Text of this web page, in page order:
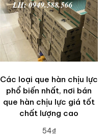
Các loại que hàn chịu lực
phổ biến nhất, nơi bán
que hàn chịu lực giá tốt
chất lượng cao
54₫